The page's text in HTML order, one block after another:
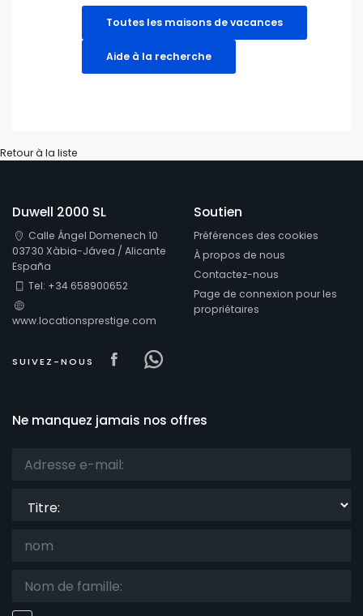
Services populaires
Distances
Catégories supplémentaires
Vos favoris
Toutes les maisons de vacances
Aide à la recherche
Retour à la liste
Duwell 2000 SL
Calle Ángel Domenech 10
03730 Xàbia-Jávea / Alicante
España
Tel: +34 658900652
www.locationsprestige.com
SUIVEZ-NOUS Visit our Facebook page
Visit our
Soutien
Préférences des cookies
À propos de nous
Contactez-nous
Page de connexion pour les
propriétaires
Ne manquez jamais nos offres